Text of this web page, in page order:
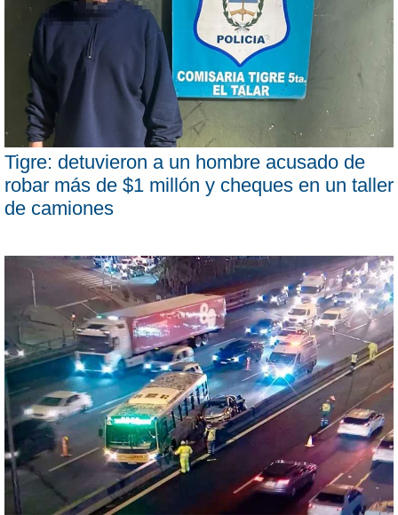
Tigre: detuvieron a un hombre acusado de
robar más de $1 millón y cheques en un taller
de camiones